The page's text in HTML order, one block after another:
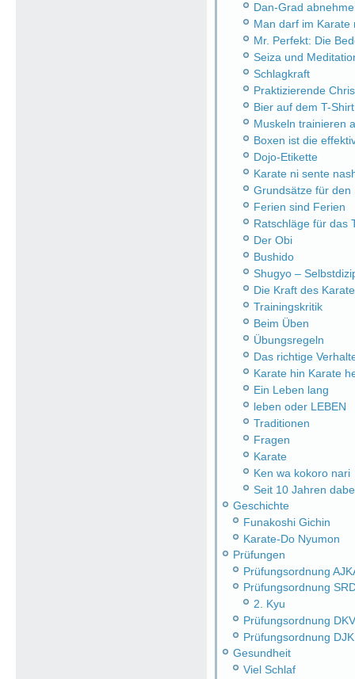
Dan-Grad
Man darf im Karate
Mr. Perfekt: Die
Seiza und
Schlagkraft
Praktizierende
Bier auf dem T-Shirt
Muskeln trainieren
Boxen ist die
Dojo-Etikette
Karate ni sente
Grundsätze für den
Ferien sind Ferien
Ratschläge für das
Der Obi
Bushido
Shugyo –
Die Kraft des Karate
Trainingskritik
Beim Üben
Übungsregeln
Das richtige
Karate hin Karate
Ein Leben lang
leben oder LEBEN
Traditionen
Fragen
Karate
Ken wa kokoro nari
Seit 10 Jahren
Geschichte
Funakoshi Gichin
Karate-Do Nyumon
Prüfungen
Prüfungsordnung
Prüfungsordnung
2. Kyu
Prüfungsordnung DKV
Prüfungsordnung
Gesundheit
Viel Schlaf